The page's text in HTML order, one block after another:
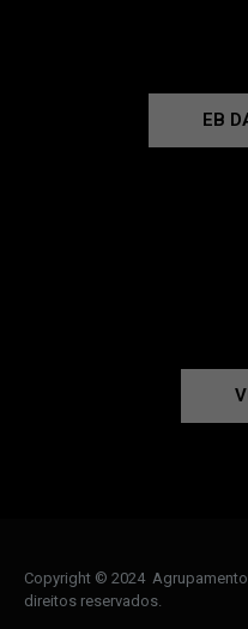
EB
Copyright © 2024
direitos reservados.